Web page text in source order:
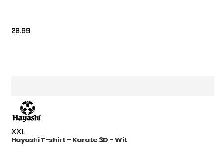
26.99
XXL
Hayashi T-shirt – Karate 3D – Wit